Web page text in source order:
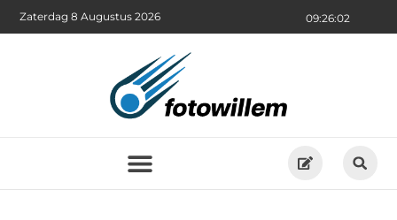
09:26:03
Zaterdag 8 Augustus 2026